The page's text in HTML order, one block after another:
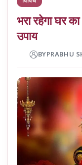
भरा रहेगा घर
उपाय
BYPRABHU